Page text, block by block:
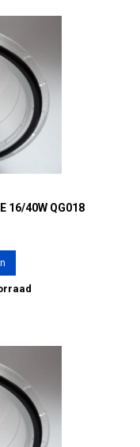
16/40W QG018